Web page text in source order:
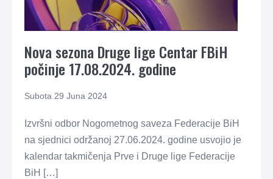
Nova sezona Druge lige Centar FBiH
počinje 17.08.2024. godine
Subota 29 Juna 2024
Izvršni odbor Nogometnog saveza Federacije BiH
na sjednici održanoj 27.06.2024. godine usvojio je
kalendar takmičenja Prve i Druge lige Federacije
BiH […]